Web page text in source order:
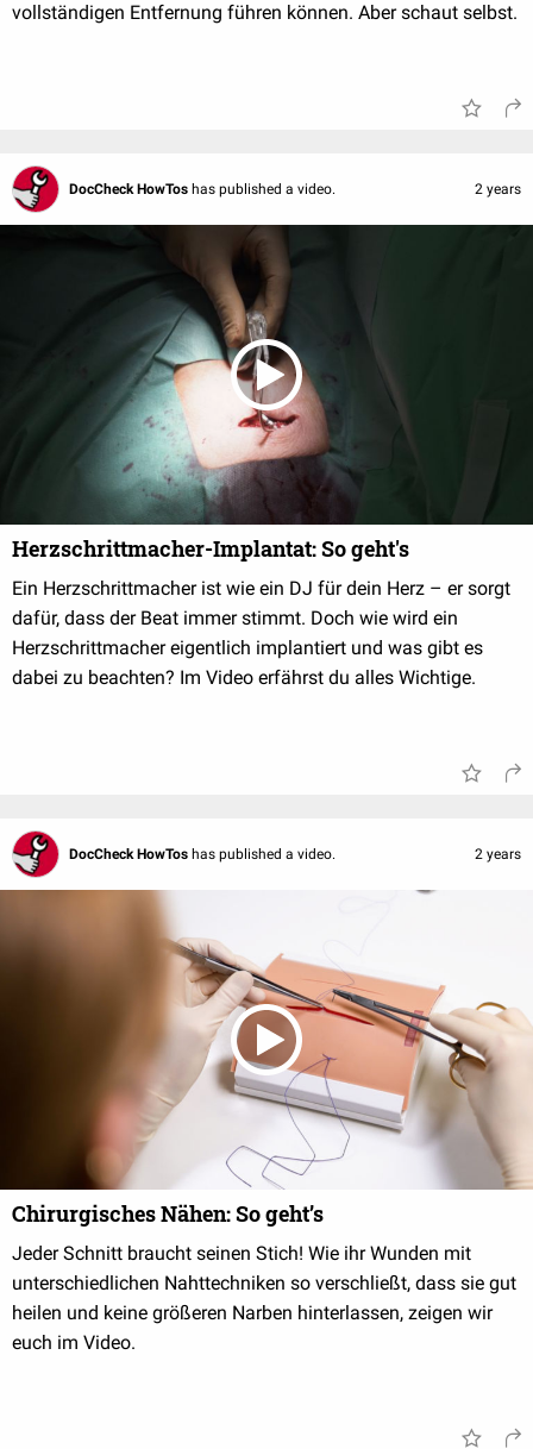
vollständigen Entfernung führen können. Aber schaut selbst.
DocCheck HowTos has published a video. 2 years
Herzschrittmacher-Implantat: So geht's
Ein Herzschrittmacher ist wie ein DJ für dein Herz – er sorgt
dafür, dass der Beat immer stimmt. Doch wie wird ein
Herzschrittmacher eigentlich implantiert und was gibt es
dabei zu beachten? Im Video erfährst du alles Wichtige.
DocCheck HowTos has published a video. 2 years
Chirurgisches Nähen: So geht’s
Jeder Schnitt braucht seinen Stich! Wie ihr Wunden mit
unterschiedlichen Nahttechniken so verschließt, dass sie gut
heilen und keine größeren Narben hinterlassen, zeigen wir
euch im Video.